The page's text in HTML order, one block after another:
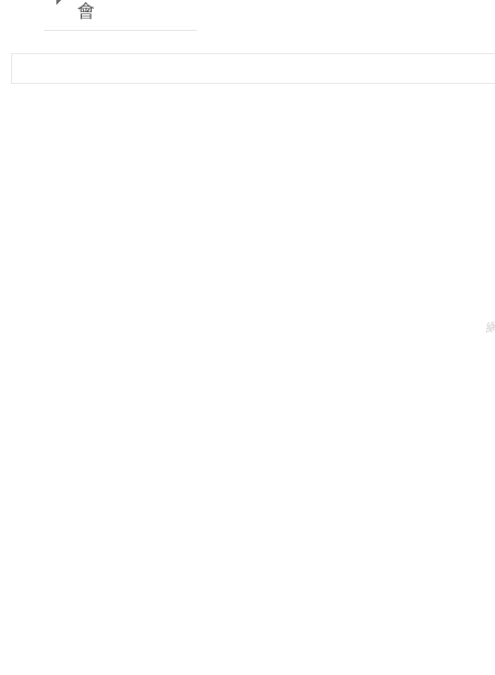
會